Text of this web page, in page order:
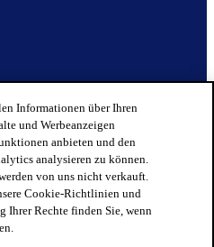
Informationen über Ihren
und Werbeanzeigen
anbieten und den
analysieren zu können.
von uns nicht verkauft.
Cookie-Richtlinien und
Ihrer Rechte finden Sie, wenn